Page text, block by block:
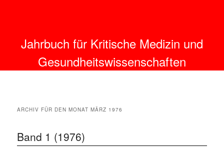
Jahrbuch für Kritische Medizin und
Gesundheitswissenschaften
ARCHIV FÜR DEN MONATMÄRZ 1976
Band 1 (1976)